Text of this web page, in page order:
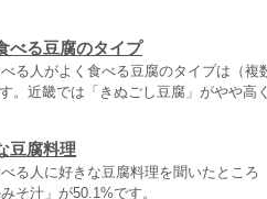
べる豆腐のタイプ
る人がよく食べる豆腐のタイプは（
。近畿では「きぬごし豆腐」がやや高
豆腐料理
る人に好きな豆腐料理を聞いたとこ
みそ汁」が50.1%です。